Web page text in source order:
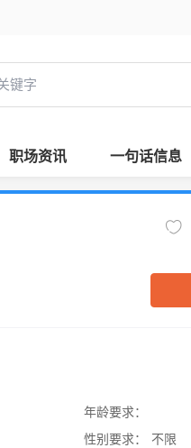
职场资讯 一句话信息
年龄要求：
性别要求：
不限